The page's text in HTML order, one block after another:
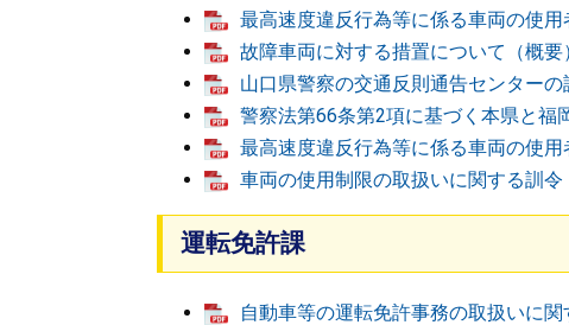
最高速度違反行為等に係る車両の使用
故障車両に対する措置について（概要
山口県警察の交通反則通告センターの
警察法第66条第2項に基づく本県と福
最高速度違反行為等に係る車両の使用
車両の使用制限の取扱いに関する訓令
運転免許課
自動車等の運転免許事務の取扱いに関